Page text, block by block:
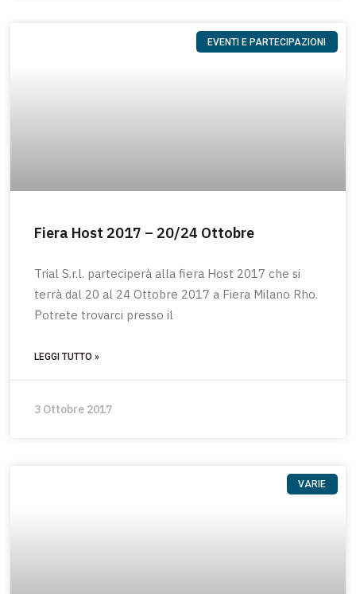
EVENTI E PARTECIPAZIONI
Fiera Host 2017 – 20/24 Ottobre
Trial S.r.l. parteciperà alla fiera Host 2017 che si
terrà dal 20 al 24 Ottobre 2017 a Fiera Milano Rho.
Potrete trovarci presso il
LEGGI TUTTO »
3 Ottobre 2017
VARIE